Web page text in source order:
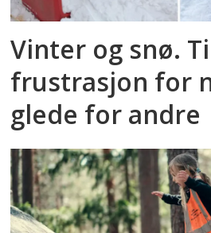
Vinter og snø.
frustrasjon for
glede for andre